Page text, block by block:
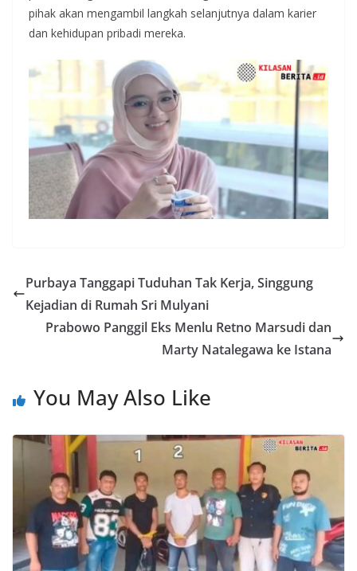
pihak akan mengambil langkah selanjutnya dalam karier
dan kehidupan pribadi mereka.
Purbaya Tanggapi Tuduhan Tak Kerja, Singgung
Kejadian di Rumah Sri Mulyani
Prabowo Panggil Eks Menlu Retno Marsudi dan
Marty Natalegawa ke Istana
You May Also Like